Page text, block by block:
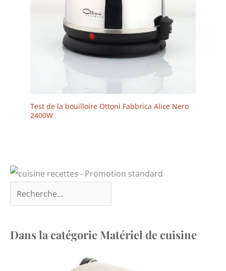
Test de la bouilloire Ottoni Fabbrica Alice Nero
2400W
Dans la catégorie Matériel de cuisine